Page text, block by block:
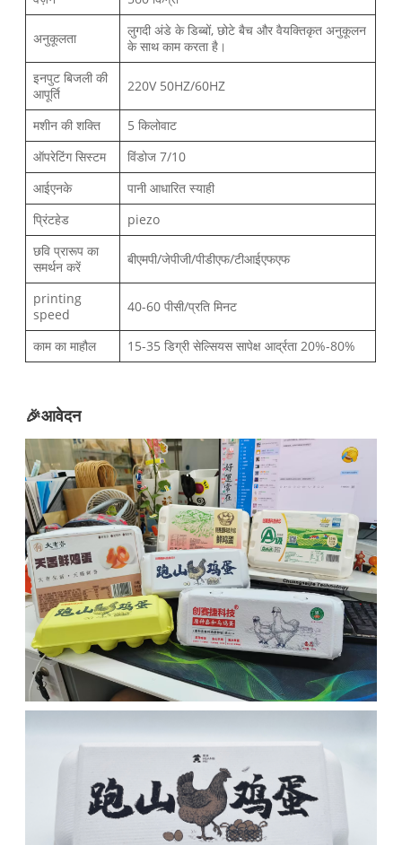
अनुकूलता
लुगदी अंडे के डिब्बों, छोटे बैच और वैयक्तिकृत अनुकूलन
के साथ काम करता है।
इनपुट बिजली की
आपूर्ति
220V 50HZ/60HZ
मशीन की शक्ति
5 किलोवाट
ऑपरेटिंग सिस्टम
विंडोज 7/10
आईएनके
पानी आधारित स्याही
प्रिंटहेड
piezo
छवि प्रारूप का
समर्थन करें
बीएमपी/जेपीजी/पीडीएफ/टीआईएफएफ
printing
speed
40-60 पीसी/प्रति मिनट
काम का माहौल 15-35 डिग्री सेल्सियस सापेक्ष आर्द्रता 20%-80%
🎉आवेदन